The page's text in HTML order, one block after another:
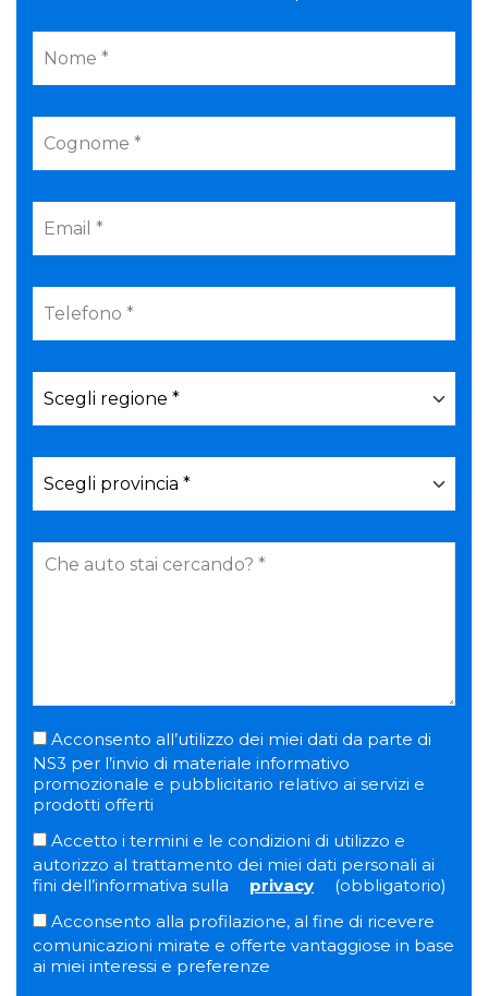
Acconsento all’utilizzo dei miei dati da parte di
NS3 per l’invio di materiale informativo
promozionale e pubblicitario relativo ai servizi e
prodotti offerti
Accetto i termini e le condizioni di utilizzo e
autorizzo al trattamento dei miei dati personali ai
fini dell’informativa sulla
privacy
(obbligatorio)
Acconsento alla profilazione, al fine di ricevere
comunicazioni mirate e offerte vantaggiose in base
ai miei interessi e preferenze